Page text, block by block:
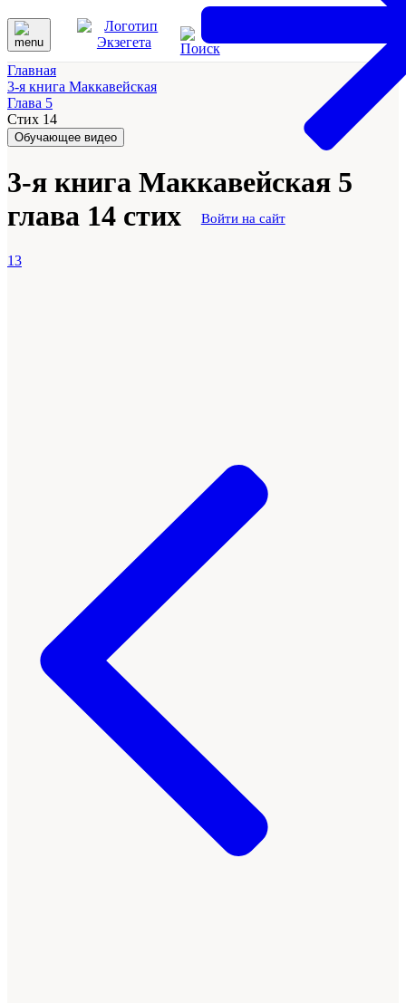
Войти на сайт
Главная
3-я книга Маккавейская
Глава 5
Стих 14
Обучающее видео
3-я книга Маккавейская 5
глава 14 стих
13